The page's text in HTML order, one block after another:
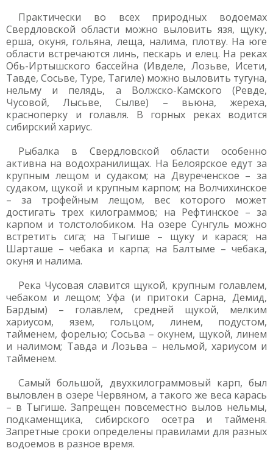
Практически во всех природных водоемах
Свердловской области можно выловить язя, щуку,
ерша, окуня, гольяна, леща, налима, плотву. На юге
области встречаются линь, пескарь и елец. На реках
Обь-Иртышского бассейна (Ивделе, Лозьве, Исети,
Тавде, Сосьве, Туре, Тагиле) можно выловить тугуна,
нельму и пелядь, а Волжско-Камского (Ревде,
Чусовой, Лысьве, Сылве) – вьюна, жереха,
красноперку и голавля. В горных реках водится
сибирский хариус.
Рыбалка в Свердловской области особенно
активна на водохранилищах. На Белоярское едут за
крупным лещом и судаком; на Двуреченское – за
судаком, щукой и крупным карпом; на Волчихинское
– за трофейным лещом, вес которого может
достигать трех килограммов; на Рефтинское – за
карпом и толстолобиком. На озере Сунгуль можно
встретить сига; на Тыгише – щуку и карася; на
Шарташе – чебака и карпа; на Балтыме – чебака,
окуня и налима.
Река Чусовая славится щукой, крупным голавлем,
чебаком и лещом; Уфа (и притоки Сарна, Демид,
Бардым) – голавлем, средней щукой, мелким
хариусом, язем, гольцом, линем, подустом,
тайменем, форелью; Сосьва – окунем, щукой, линем
и налимом; Тавда и Лозьва – нельмой, хариусом и
тайменем.
Самый большой, двухкилограммовый карп, был
выловлен в озере Червяном, а такого же веса карась
– в Тыгише. Запрещен повсеместно вылов нельмы,
подкаменщика, сибирского осетра и тайменя.
Запретные сроки определены правилами для разных
водоемов в разное время.